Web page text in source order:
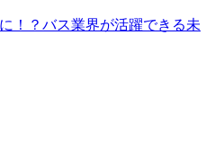
！？バス業界が活躍できる未